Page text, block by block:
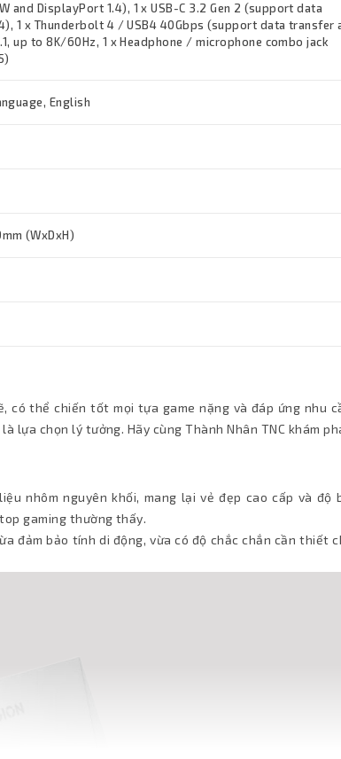
and DisplayPort 1.4), 1 x USB-C 3.2 Gen 2 (support data
1 x Thunderbolt 4 / USB4 40Gbps (support data transfer
up to 8K/60Hz, 1 x Headphone / microphone combo jack
English
(WxDxH)
có thể chiến tốt mọi tựa game nặng và đáp ứng nhu
lựa chọn lý tưởng. Hãy cùng Thành Nhân TNC khám
nhôm nguyên khối, mang lại vẻ đẹp cao cấp và độ
gaming thường thấy.
đảm bảo tính di động, vừa có độ chắc chắn cần thiết